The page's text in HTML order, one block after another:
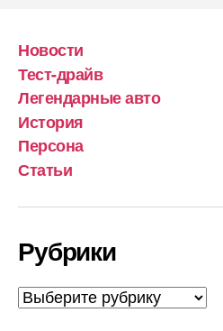
Новости
Тест-драйв
Легендарные авто
История
Персона
Статьи
Рубрики
Рубрики